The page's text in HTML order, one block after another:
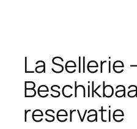
La Sellerie
reservatie